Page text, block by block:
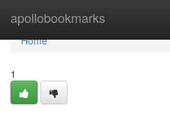
apollobookmarks
Home
Home
1